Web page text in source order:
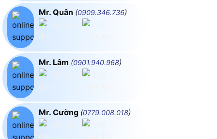
Mr. Quân (0909.346.736)
Mr. Lâm (0901.940.968)
Mr. Cường (0779.008.018)